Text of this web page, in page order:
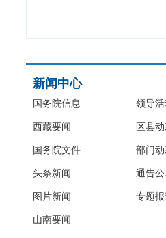
新闻中心
国务院信息
西藏要闻
国务院文件
头条新闻
图片新闻
山南要闻
领导活
区县
部门
通告
专题报